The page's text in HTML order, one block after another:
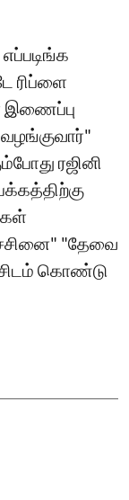
ரிப்ளை
இணைப்பு
வழங்குவார்"
ரஜினி
"தேவை
கொண்டு